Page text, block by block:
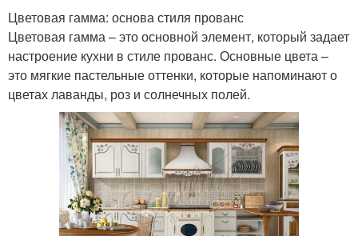
Цветовая гамма: основа стиля прованс
Цветовая гамма – это основной элемент, который задает
настроение кухни в стиле прованс. Основные цвета –
это мягкие пастельные оттенки, которые напоминают о
цветах лаванды, роз и солнечных полей.